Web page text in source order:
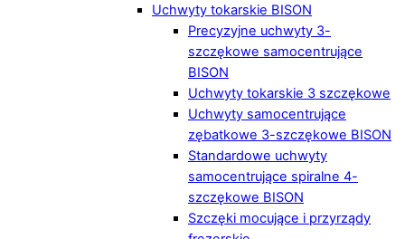
Uchwyty tokarskie BISON
Precyzyjne uchwyty 3-
szczękowe samocentrujące
BISON
Uchwyty tokarskie 3 szczękowe
Uchwyty samocentrujące
zębatkowe 3-szczękowe BISON
Standardowe uchwyty
samocentrujące spiralne 4-
szczękowe BISON
Szczęki mocujące i przyrządy